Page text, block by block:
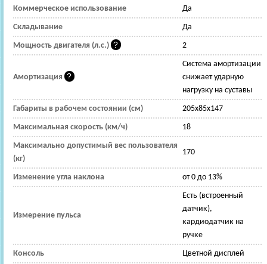
Коммерческое использование Да
Складывание Да
Мощность двигателя (л.с.) 2
Амортизация
Cистема амортизации
снижает ударную
нагрузку на суставы
Габариты в рабочем состоянии (см) 205x85x147
Максимальная скорость (км/ч) 18
Максимально допустимый вес пользователя
(кг)
170
Изменение угла наклона от 0 до 13%
Измерение пульса
Есть (встроенный
датчик),
кардиодатчик на
ручке
Консоль Цветной дисплей